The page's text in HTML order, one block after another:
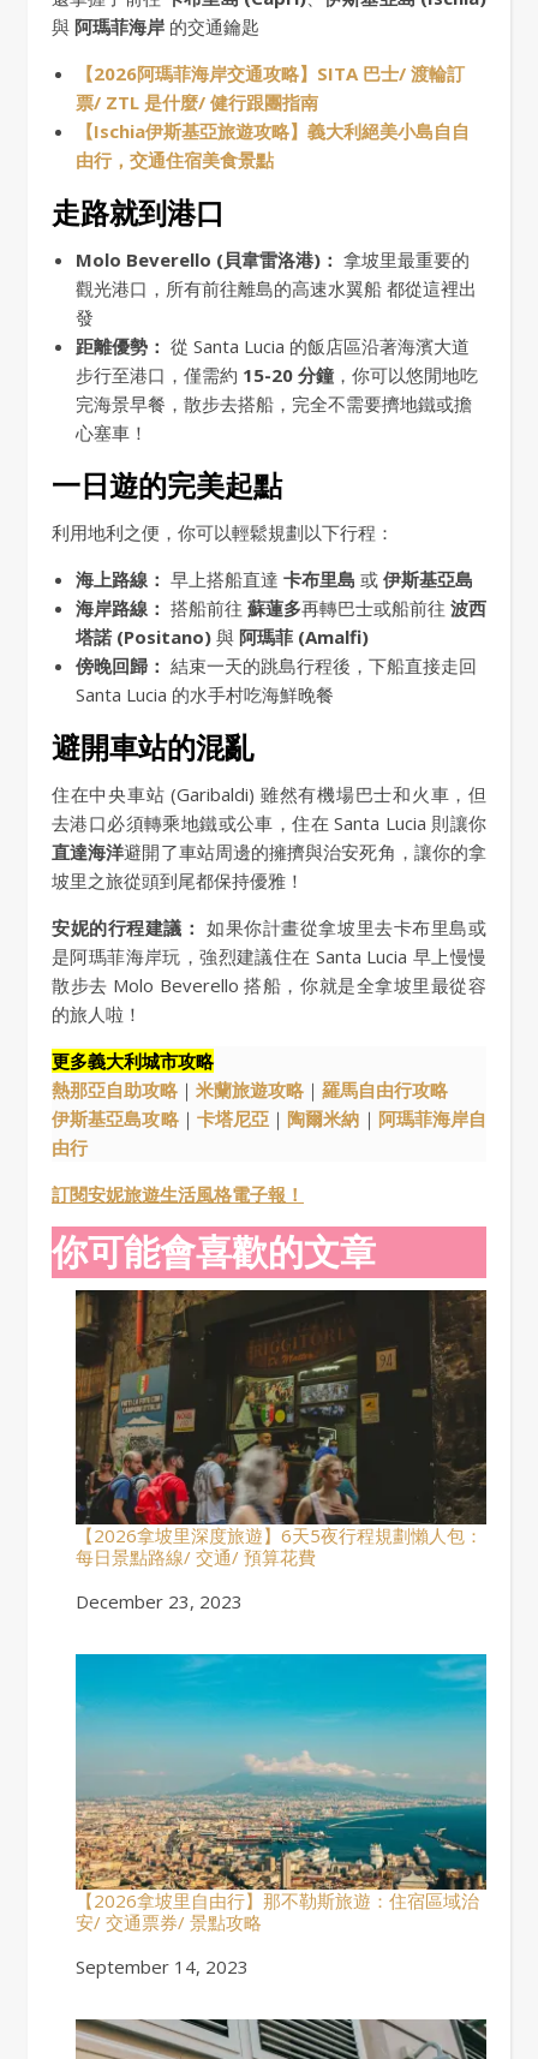
與 阿瑪菲海岸 的交通鑰匙
【2026阿瑪菲海岸交通攻略】SITA 巴士/ 渡輪訂
票/ ZTL 是什麼/ 健行跟團指南
【Ischia伊斯基亞旅遊攻略】義大利絕美小島自自
由行，交通住宿美食景點
走路就到港口
Molo Beverello (貝韋雷洛港)： 拿坡里最重要的
觀光港口，所有前往離島的高速水翼船 都從這裡出
發
距離優勢： 從 Santa Lucia 的飯店區沿著海濱大道
步行至港口，僅需約 15-20 分鐘 ，你可以悠閒地吃
完海景早餐，散步去搭船，完全不需要擠地鐵或擔
心塞車！
一日遊的完美起點
利用地利之便，你可以輕鬆規劃以下行程：
海上路線： 早上搭船直達 卡布里島 或 伊斯基亞島
海岸路線： 搭船前往 蘇蓮多再轉巴士或船前往 波西
塔諾 (Positano) 與 阿瑪菲 (Amalfi)
傍晚回歸： 結束一天的跳島行程後，下船直接走回
Santa Lucia 的水手村吃海鮮晚餐
避開車站的混亂
住在中央車站 (Garibaldi) 雖然有機場巴士和火車，但
去港口必須轉乘地鐵或公車，住在 Santa Lucia 則讓你
直達海洋避開了車站周邊的擁擠與治安死角，讓你的拿
坡里之旅從頭到尾都保持優雅！
安妮的行程建議： 如果你計畫從拿坡里去卡布里島或
是阿瑪菲海岸玩，強烈建議住在 Santa Lucia 早上慢慢
散步去 Molo Beverello 搭船，你就是全拿坡里最從容
的旅人啦！
更多義大利城市攻略
熱那亞自助攻略 ｜ 米蘭旅遊攻略 ｜ 羅馬自由行攻略
伊斯基亞島攻略｜ 卡塔尼亞 ｜陶爾米納 ｜ 阿瑪菲海岸自
由行
訂閱安妮旅遊生活風格電子報！
你可能會喜歡的文章
【2026拿坡里深度旅遊】6天5夜行程規劃懶人包：
每日景點路線/ 交通/ 預算花費
Date
December 23, 2023
【2026拿坡里自由行】那不勒斯旅遊：住宿區域治
安/ 交通票券/ 景點攻略
Date
September 14, 2023